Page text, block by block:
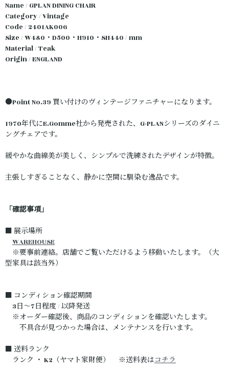
Name / GPLAN DINING CHAIR
Category / Vintage
Code / 2401AK006
Size / W480・D500・H910・SH440 / mm
Material / Teak
Origin / ENGLAND
●Point No.39 買い付けのヴィンテージファニチャーになります。
1970年代にE.Gomme社から発売された、G-PLANシリーズのダイニ
ングチェアです。
緩やかな曲線美が美しく、シンプルで洗練されたデザインが特徴。
主張しすぎることなく、静かに空間に馴染む逸品です。
「確認事項」
■ 展示場所
WAREHOUSE
※要事前連絡。店舗でご覧いただけるよう移動いたします。（大
型家具は該当外）
■ コンディション確認期間
3日～7日程度 / 以降発送
※オーダー確認後、商品のコンディションを確認いたします。
不具合が見つかった場合は、メンテナンスを行います。
■ 送料ランク
ランク ・ K2（ヤマト家財便） ※送料表はコチラ